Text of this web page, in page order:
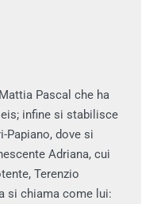
Pascal che ha
infine si stabilisce
Papiano, dove si
Adriana, cui
Terenzio
si chiama come lui: